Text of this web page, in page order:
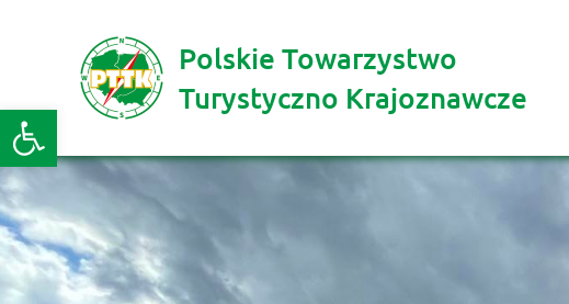
Otwórz pasek narzędzi
Polskie Towarzystwo
Turystyczno Krajoznawcze